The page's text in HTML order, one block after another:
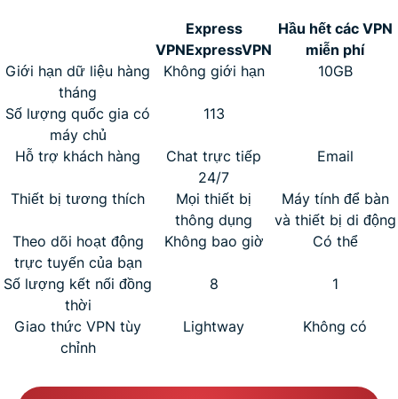
Express
VPNExpressVPN
Hầu hết các VPN
miễn phí
Giới hạn dữ liệu hàng
tháng
Không giới hạn 10GB
Số lượng quốc gia có
máy chủ
113
Hỗ trợ khách hàng
Chat trực tiếp
24/7
Email
Thiết bị tương thích
Mọi thiết bị
thông dụng
Máy tính để bàn
và thiết bị di động
Theo dõi hoạt động
trực tuyến của bạn
Không bao giờ Có thể
Số lượng kết nối đồng
thời
8 1
Giao thức VPN tùy
chỉnh
Lightway Không có